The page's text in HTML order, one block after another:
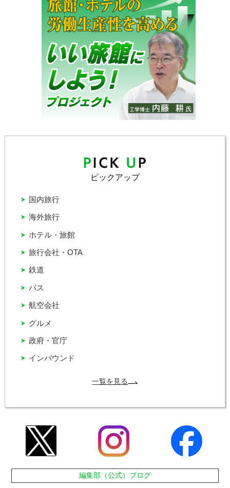
ピックアップ
インバウンド
グルメ
バス
ホテル・旅館
国内旅行
政府・官庁
旅行会社・OTA
海外旅行
航空会社
鉄道
一覧を見る
編集部（公式）ブログ